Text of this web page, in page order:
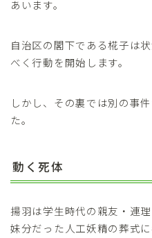
あいます。
自治区の閣下である椛子は
べく行動を開始します。
しかし、その裏では別の事
た。
動く死体
揚羽は学生時代の親友・連
妹分だった人工妖精の葬式に